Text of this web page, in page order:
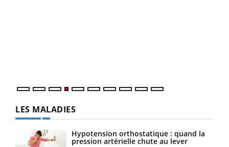
LES MALADIES
Hypotension orthostatique : quand la
pression artérielle chute au lever